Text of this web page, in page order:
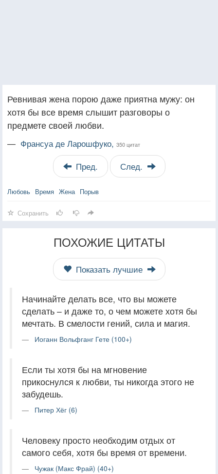
Ревнивая жена порою даже приятна мужу: он
хотя бы все время слышит разговоры о
предмете своей любви.
— Франсуа де Ларошфуко, 350 цитат
Пред. След.
Любовь Время Жена Порыв
Сохранить
ПОХОЖИЕ ЦИТАТЫ
Показать лучшие
Начинайте делать все, что вы можете
сделать – и даже то, о чем можете хотя бы
мечтать. В смелости гений, сила и магия.
Иоганн Вольфганг Гете (100+)
Если ты хотя бы на мгновение
прикоснулся к любви, ты никогда этого не
забудешь.
Питер Хёг (6)
Человеку просто необходим отдых от
самого себя, хотя бы время от времени.
Чужак (Макс Фрай) (40+)